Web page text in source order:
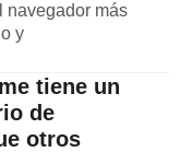
navegador más
y
tiene un
de
otros